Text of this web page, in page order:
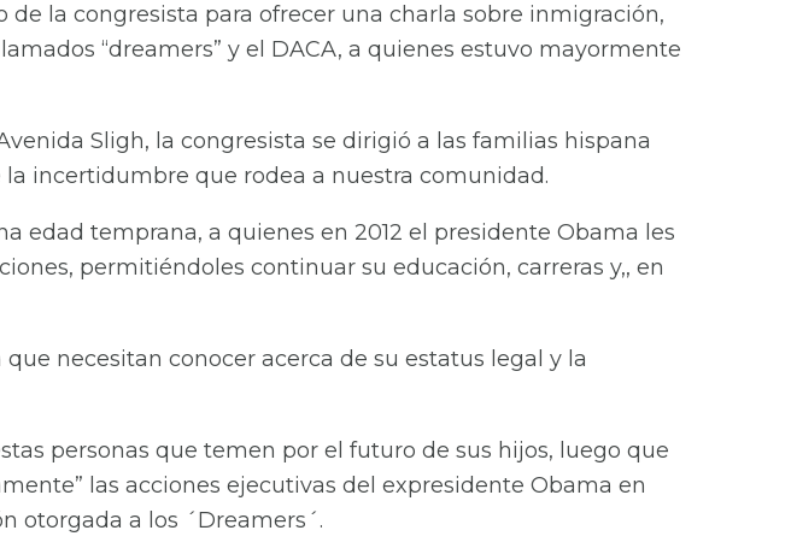
la congresista para ofrecer una charla sobre inmigración,
“dreamers” y el DACA, a quienes estuvo mayormente
Sligh, la congresista se dirigió a las familias hispana
incertidumbre que rodea a nuestra comunidad.
edad temprana, a quienes en 2012 el presidente Obama les
permitiéndoles continuar su educación, carreras y,, en
necesitan conocer acerca de su estatus legal y la
personas que temen por el futuro de sus hijos, luego que
las acciones ejecutivas del expresidente Obama en
otorgada a los ´Dreamers´.